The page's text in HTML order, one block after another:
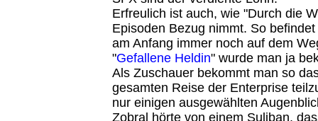
Erfreulich ist auch, wie "Durch die
Episoden Bezug nimmt. So
am Anfang immer noch auf dem
"Gefallene Heldin" wurde man ja
Als Zuschauer bekommt man so
gesamten Reise der Enterprise
nur einigen ausgewählten
Zobral hörte von einem Suliban,